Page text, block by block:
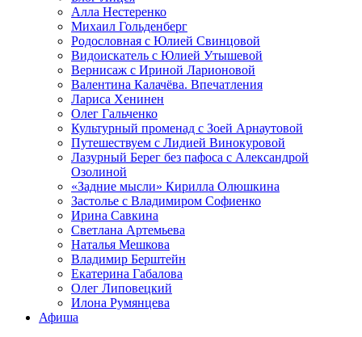
Алла Нестеренко
Михаил Гольденберг
Родословная с Юлией Свинцовой
Видоискатель с Юлией Утышевой
Вернисаж с Ириной Ларионовой
Валентина Калачёва. Впечатления
Лариса Хенинен
Олег Гальченко
Культурный променад с Зоей Арнаутовой
Путешествуем с Лидией Винокуровой
Лазурный Берег без пафоса с Александрой
Озолиной
«Задние мысли» Кирилла Олюшкина
Застолье с Владимиром Софиенко
Ирина Савкина
Светлана Артемьева
Наталья Мешкова
Владимир Берштейн
Екатерина Габалова
Олег Липовецкий
Илона Румянцева
Афиша